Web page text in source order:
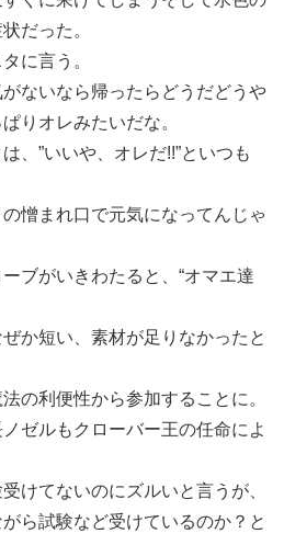
だった。
に言う。
ないなら帰ったらどうだどうや
りオレみたいだな。
、”いいや、オレだ!!”といつも
憎まれ口で元気になってんじゃ
ブがいきわたると、“オマエ達
か短い、素材が足りなかったと
の利便性から参加することに。
ゼルもクローバー王の任命によ
けてないのにズルいと言うが、
ら試験など受けているのか？と